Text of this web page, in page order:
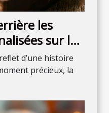
les
sur les
d’une histoire
précieux, la